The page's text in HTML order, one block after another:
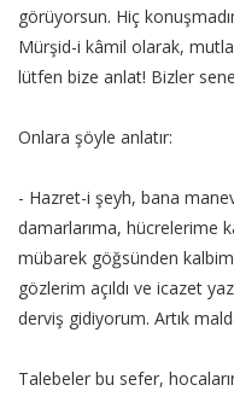
görüyorsun. Hiç
Mürşid-i kâmil olarak,
lütfen bize anlat! Bizler
Onlara şöyle anlatır:
- Hazret-i şeyh, bana
damarlarıma, hücrelerime
mübarek göğsünden
gözlerim açıldı ve icazet
derviş gidiyorum. Artık
Talebeler bu sefer,